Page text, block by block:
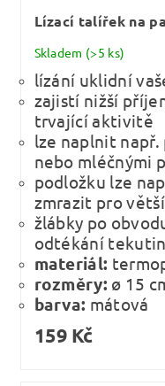
Lízací talířek na
Skladem (>5 ks)
lízání uklidní
zajistí nižší
trvající aktivitě
lze naplnit
nebo mléčnými
podložku lze
zmrazit pro
žlábky po
odtékání
materiál:
rozměry: ø 15
barva: mátová
159 Kč